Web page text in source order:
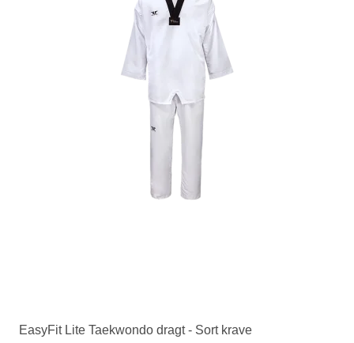
EasyFit Lite Taekwondo dragt - Sort krave